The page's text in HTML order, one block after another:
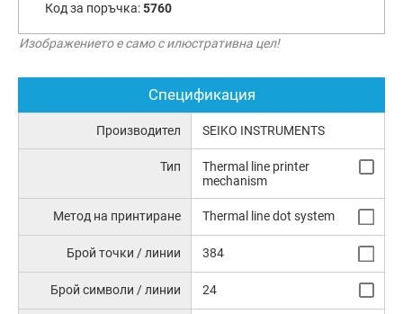
Код за поръчка:5760
Изображението е само с илюстративна цел!
Спецификация
Производител SEIKO INSTRUMENTS
Тип
Thermal line printer
mechanism
Метод на принтиране Thermal line dot system
Брой точки / линии 384
Брой символи / линии 24